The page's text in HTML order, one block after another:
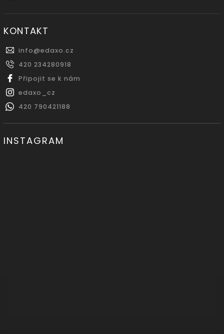
KONTAKT
info@edaxo.cz
420 234280918
Připojit se k nám
edaxo_cz
420 790421188
INSTAGRAM